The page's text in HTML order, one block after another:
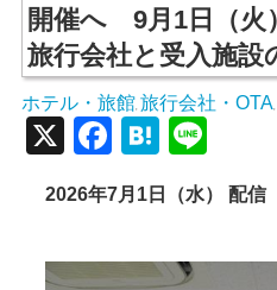
開催へ 9月1日（火
旅行会社と受入施設
ホテル・旅館 旅行会社・OTA,
X Facebook
Hatena
2026年7月1日（水） 配信